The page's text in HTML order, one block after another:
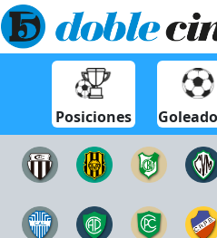
Posiciones